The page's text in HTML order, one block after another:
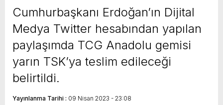
Cumhurbaşkanı Erdoğan’ın Dijital
Medya Twitter hesabından yapılan
paylaşımda TCG Anadolu gemisi
yarın TSK’ya teslim edileceği
belirtildi.
Yayınlanma Tarihi : 09 Nisan 2023 - 23:08